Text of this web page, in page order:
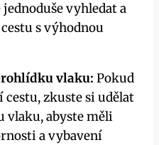
vyhledat a
s výhodnou
vlaku: Pokud
cestu, zkuste si udělat
abyste měli
a vybavení